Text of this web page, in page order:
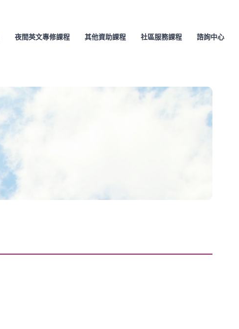
夜間英文專修課程 其他資助課程 社區服務課程 諮詢中心